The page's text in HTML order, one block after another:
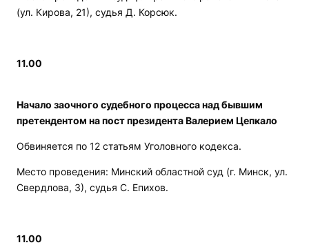
(ул. Кирова, 21), судья Д. Корсюк.
11.00
Начало заочного судебного процесса над бывшим
претендентом на пост президента Валерием Цепкало
Обвиняется по 12 статьям Уголовного кодекса.
Место проведения: Минский областной суд (г. Минск, ул.
Свердлова, 3), судья С. Епихов.
11.00